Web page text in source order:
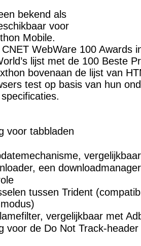
bekend als
voor
Mobile.
WebWare 100 Awards
lijst met de 100 Beste
bovenaan de lijst van
test op basis van hun
voor tabbladen
een downloadmanager
tussen Trident
vergelijkbaar met
voor de Do Not Track-